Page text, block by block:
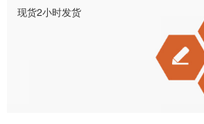
现货2小时发货